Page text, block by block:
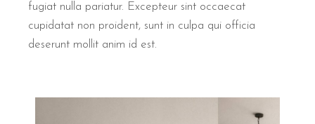
fugiat nulla pariatur. Excepteur sint occaecat
cupidatat non proident, sunt in culpa qui officia
deserunt mollit anim id est.